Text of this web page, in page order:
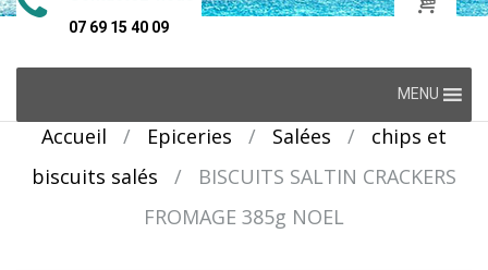
07 69 15 40 09
content
MENU
Accueil / Epiceries / Salées /
chips et
biscuits salés
/
BISCUITS SALTIN CRACKERS
FROMAGE 385g NOEL